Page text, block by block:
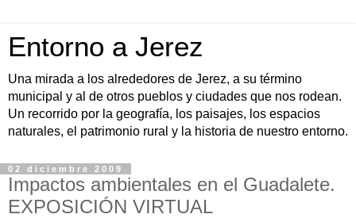
Entorno a Jerez
Una mirada a los alrededores de Jerez, a su término
municipal y al de otros pueblos y ciudades que nos rodean.
Un recorrido por la geografía, los paisajes, los espacios
naturales, el patrimonio rural y la historia de nuestro entorno.
02 diciembre 2009
Impactos ambientales en el Guadalete.
EXPOSICIÓN VIRTUAL